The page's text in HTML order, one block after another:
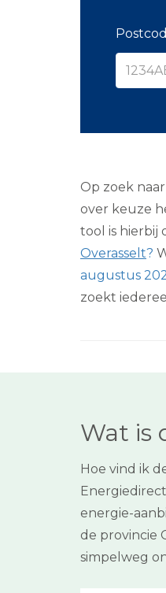
Op zoek
over keuze
tool is hierbij
Overasselt?
augustus
zoekt
Wat is
Hoe vind ik
energie-
de provincie
simpelweg